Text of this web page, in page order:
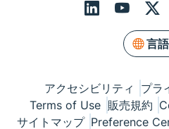
言語
アクセシビリティ
プラ
Terms of Use 販売規約
サイトマップ Preference